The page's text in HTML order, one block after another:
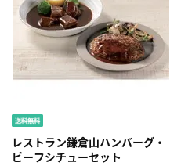
レストラン鎌倉山ハンバーグ・
ビーフシチューセット